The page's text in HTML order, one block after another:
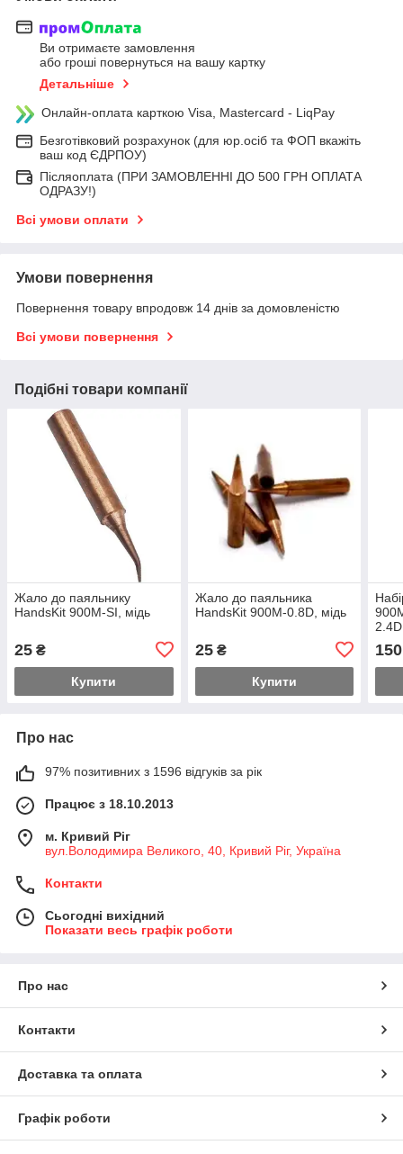
Ви отримаєте замовлення
або гроші повернуться на вашу картку
Детальніше
Онлайн-оплата карткою Visa, Mastercard - LiqPay
Безготівковий розрахунок (для юр.осіб та ФОП вкажіть
ваш код ЄДРПОУ)
Післяоплата (ПРИ ЗАМОВЛЕННІ ДО 500 ГРН ОПЛАТА
ОДРАЗУ!)
Всі умови оплати
Умови повернення
Повернення товару впродовж 14 днів за домовленістю
Всі умови повернення
Подібні товари компанії
Жало до паяльнику
HandsKit 900M-SI, мідь
25 ₴
Купити
Жало до паяльника
HandsKit 900M-0.8D, мідь
25₴
Купити
150
Про нас
97% позитивних з 1596 відгуків за рік
Працює з 18.10.2013
м. Кривий Ріг
вул.Володимира Великого, 40, Кривий Ріг, Україна
Контакти
Сьогодні вихідний
Показати весь графік роботи
Про нас
Контакти
Доставка та оплата
Графік роботи